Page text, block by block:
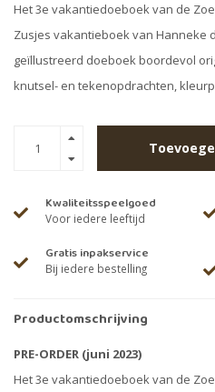
Het 3e vakantiedoeboek van de
Zusjes vakantieboek van Hanneke
geïllustreerd doeboek boordevol
knutsel- en tekenopdrachten,
Kwaliteitsspeelgoed
Voor iedere leeftijd
Gratis inpakservice
Bij iedere bestelling
Productomschrijving
PRE-ORDER (juni 2023)
Het 3e vakantiedoeboek van de